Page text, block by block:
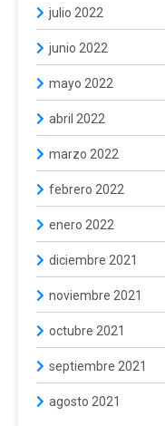
julio 2022
junio 2022
mayo 2022
abril 2022
marzo 2022
febrero 2022
enero 2022
diciembre 2021
noviembre 2021
octubre 2021
septiembre 2021
agosto 2021